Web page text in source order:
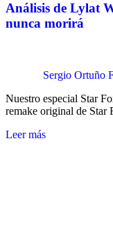
Análisis de Lylat
nunca morirá
Sergio Ortuño
Nuestro especial Star
remake original de
Leer más